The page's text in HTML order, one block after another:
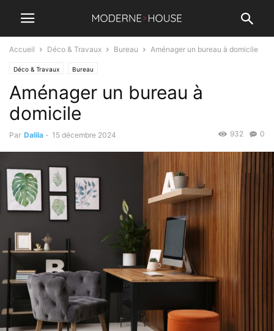
Accueil Déco & Travaux Bureau Aménager un bureau à domicile
Déco & Travaux Bureau
Aménager un bureau à
domicile
Par Dalila - 15 décembre 2024 0
932